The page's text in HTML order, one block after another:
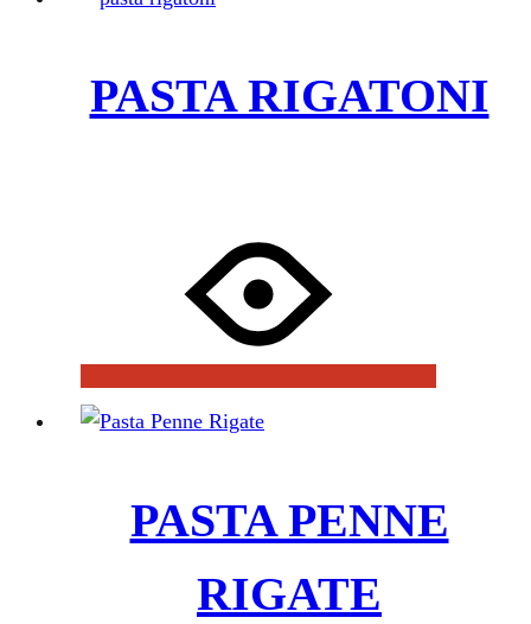
PASTA RIGATONI
PASTA PENNE
RIGATE